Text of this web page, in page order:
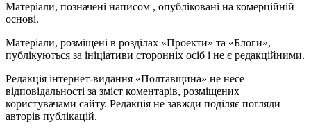
Матеріали, позначені написом , опубліковані на комерційній
основі.
Матеріали, розміщені в розділах «Проекти» та «Блоги»,
публікуються за ініціативи сторонніх осіб і не є редакційними.
Редакція інтернет-видання «Полтавщина» не несе
відповідальності за зміст коментарів, розміщених
користувачами сайту. Редакція не завжди поділяє погляди
авторів публікацій.